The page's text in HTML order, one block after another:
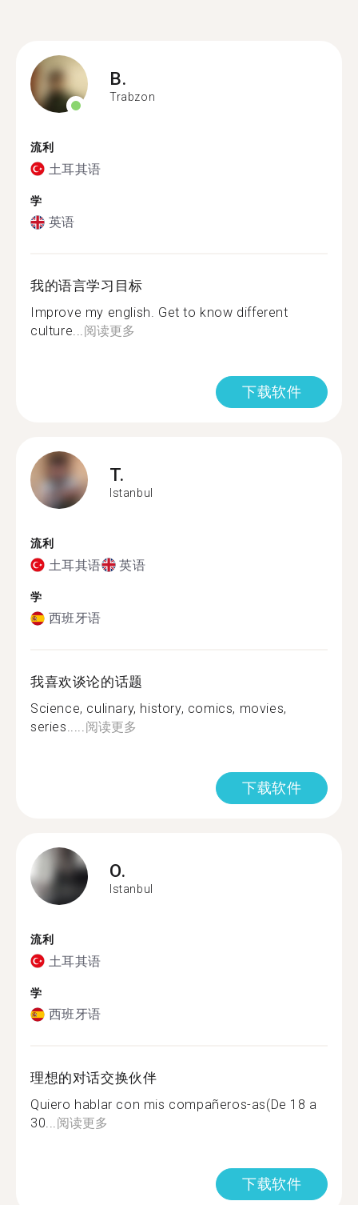
B.
Trabzon
流利
土耳其语
学
英语
我的语言学习目标
Improve my english. Get to know different
culture...阅读更多
下载软件
T.
Istanbul
流利
土耳其语 英语
学
西班牙语
我喜欢谈论的话题
Science, culinary, history, comics, movies,
series.....阅读更多
下载软件
O.
Istanbul
流利
土耳其语
学
西班牙语
理想的对话交换伙伴
Quiero hablar con mis compañeros-as(De 18 a
30...阅读更多
下载软件